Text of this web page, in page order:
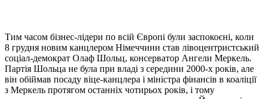
Тим часом бізнес-лідери по всій Європі були заспокоєні, коли
8 грудня новим канцлером Німеччини став лівоцентристський
соціал-демократ Олаф Шольц, консерватор Ангели Меркель.
Партія Шольца не була при владі з середини 2000-х років, але
він обіймав посаду віце-канцлера і міністра фінансів в коаліції
з Меркель протягом останніх чотирьох років, і тому